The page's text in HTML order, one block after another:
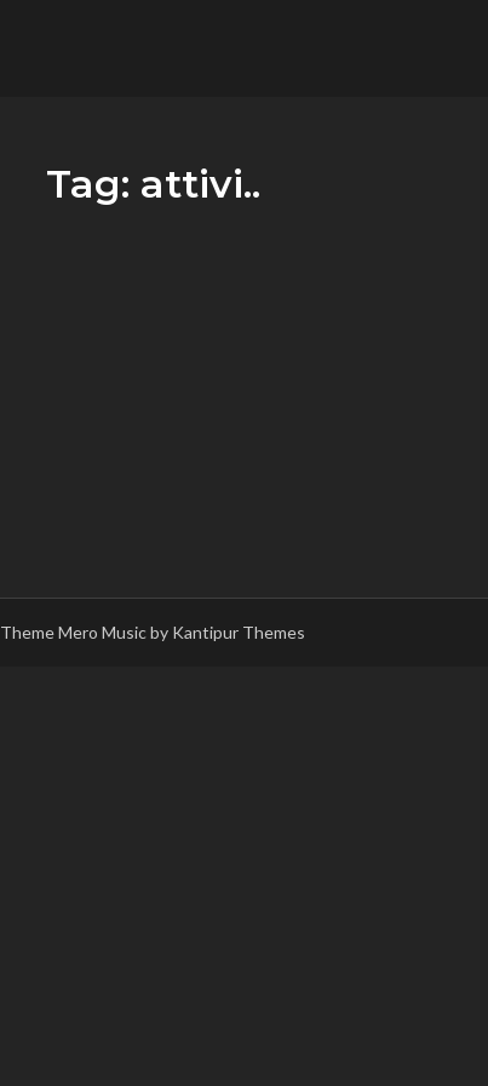
Tag: attivi..
Theme Mero Music by Kantipur Themes